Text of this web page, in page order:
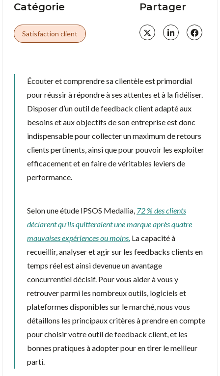
Catégorie
Satisfaction client
Partager
Écouter et comprendre sa clientèle est primordial
pour réussir à répondre à ses attentes et à la fidéliser.
Disposer d’un outil de feedback client adapté aux
besoins et aux objectifs de son entreprise est donc
indispensable pour collecter un maximum de retours
clients pertinents, ainsi que pour pouvoir les exploiter
efficacement et en faire de véritables leviers de
performance.
Selon une étude IPSOS Medallia, 72 % des clients
déclarent qu’ils quitteraient une marque après quatre
mauvaises expériences ou moins. La capacité à
recueillir, analyser et agir sur les feedbacks clients en
temps réel est ainsi devenue un avantage
concurrentiel décisif. Pour vous aider à vous y
retrouver parmi les nombreux outils, logiciels et
plateformes disponibles sur le marché, nous vous
détaillons les principaux critères à prendre en compte
pour choisir votre outil de feedback client, et les
bonnes pratiques à adopter pour en tirer le meilleur
parti.